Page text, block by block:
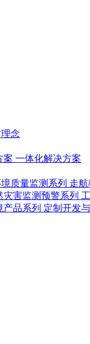
念
案 一体化解决方案
质量监测系列 走航
灾害监测预警系列
品系列 定制开发